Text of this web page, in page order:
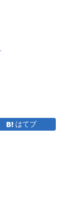
はてブ